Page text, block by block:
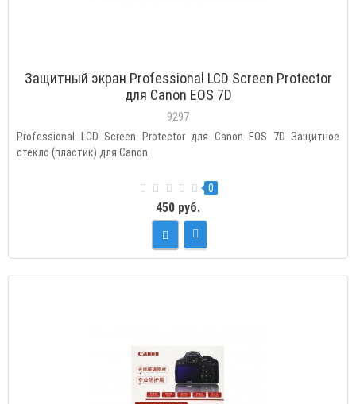
Защитный экран Professional LCD Screen Protector
для Canon EOS 7D
9297
Professional LCD Screen Protector для Canon EOS 7D Защитное
стекло (пластик) для Canon..
0
450 руб.